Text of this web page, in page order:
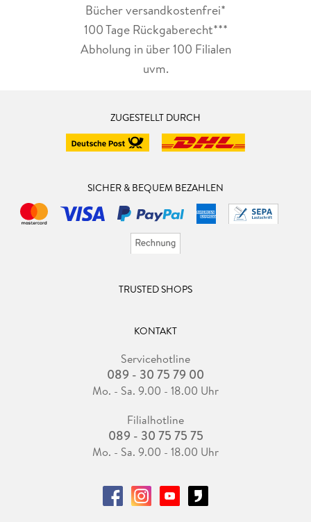
Bücher versandkostenfrei*
100 Tage Rückgaberecht***
Abholung in über 100 Filialen
uvm.
ZUGESTELLT DURCH
SICHER & BEQUEM BEZAHLEN
TRUSTED SHOPS
KONTAKT
Servicehotline
089 - 30 75 79 00
Mo. - Sa. 9.00 - 18.00 Uhr
Filialhotline
089 - 30 75 75 75
Mo. - Sa. 9.00 - 18.00 Uhr